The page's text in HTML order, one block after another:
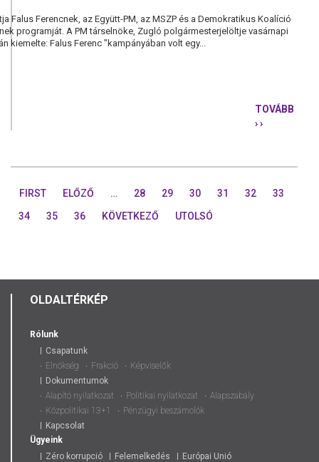
Falus Ferencnek, az Együtt-PM, az MSZP és a Demokratikus Koalíció
programját. A PM társelnöke, Zugló polgármesterjelöltje vasárnapi
Falus Ferenc "kampányában volt egy...
TOVÁBB
› ›
ESÉLY
ARRA,
AZ
FIRST ELŐZŐ … 28 29 30 31 32
33
34
35 36 KÖVETKEZŐ UTOLSÓ
OLDALTÉRKÉP
Rólunk
Csapatunk
Elnökség
Frakció
Képviselők
Dokumentumok
Alapító nyilatkozat
Politikai nyilatkozat
Alapszabály
Közpolitikai 13+1
Pénzügyi beszámolók
Kapcsolat
Ügyeink
Zéro korrupció
Felemelkedés
Európai Unió